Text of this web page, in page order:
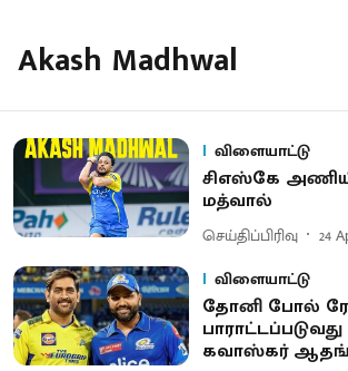
Akash Madhwal
விளையாட்டு
சிஎஸ்கே
மத்வால்
செய்திப்பிரிவு 24
விளையாட்டு
தோனி போல்
கவாஸ்கர்